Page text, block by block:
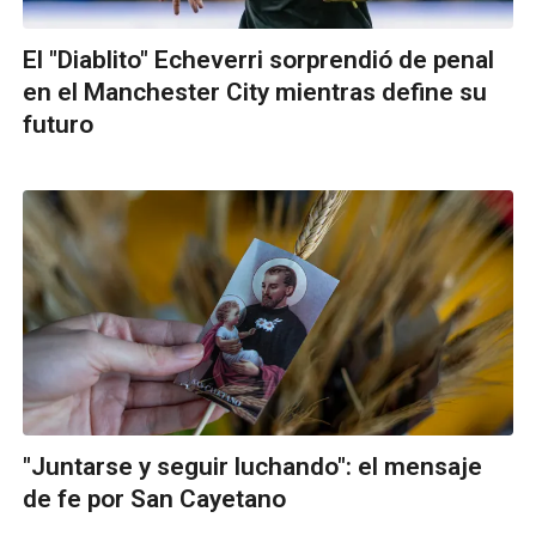
El "Diablito" Echeverri sorprendió de penal
en el Manchester City mientras define su
futuro
"Juntarse y seguir luchando": el mensaje
de fe por San Cayetano